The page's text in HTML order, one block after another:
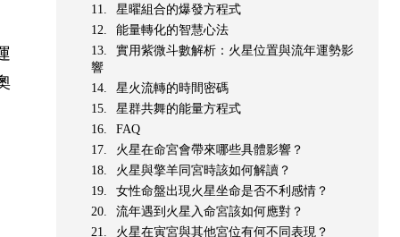
星曜組合的爆發方程式
能量轉化的智慧心法
實用紫微斗數解析：火星位置與流年運勢影
響
星火流轉的時間密碼
星群共舞的能量方程式
FAQ
火星在命宮會帶來哪些具體影響？
火星與擎羊同宮時該如何解讀？
女性命盤出現火星坐命是否不利感情？
流年遇到火星入命宮該如何應對？
火星在寅宮與其他宮位有何不同表現？